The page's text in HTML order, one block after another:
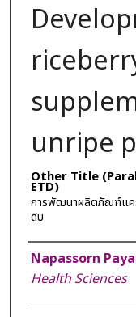
unripe
Other Title
ETD)
การพัฒนาผลิตภัณฑ์แคร
ดิบ
Author
Napassorn
Health Sciences